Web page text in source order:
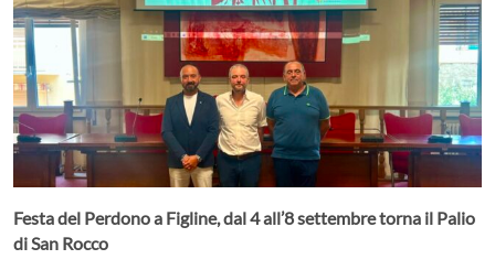
Festa del Perdono a Figline, dal 4 all’8 settembre torna il Palio
di San Rocco